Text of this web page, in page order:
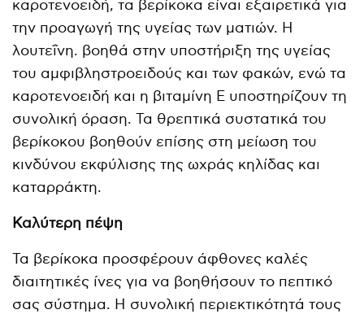
καροτενοειδή, τα βερίκοκα είναι εξαιρετικά για
την προαγωγή της υγείας των ματιών. Η
λουτεΐνη. βοηθά στην υποστήριξη της υγείας
του αμφιβληστροειδούς και των φακών, ενώ τα
καροτενοειδή και η βιταμίνη Ε υποστηρίζουν τη
συνολική όραση. Τα θρεπτικά συστατικά του
βερίκοκου βοηθούν επίσης στη μείωση του
κινδύνου εκφύλισης της ωχράς κηλίδας και
καταρράκτη.
Καλύτερη πέψη
Τα βερίκοκα προσφέρουν άφθονες καλές
διαιτητικές ίνες για να βοηθήσουν το πεπτικό
σας σύστημα. Η συνολική περιεκτικότητά τους